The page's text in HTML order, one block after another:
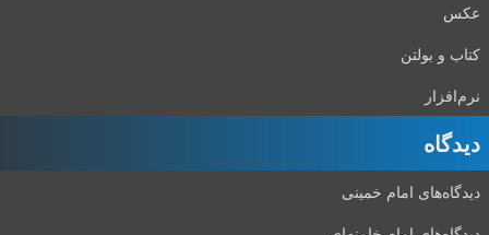
عکس
کتاب و بولتن
نرم‌افزار
دیدگاه‌
دیدگاه‌های امام خمینی